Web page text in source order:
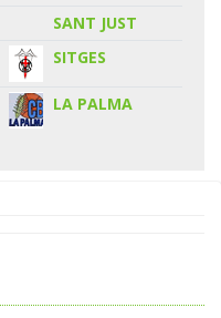
SANT JUST
SITGES
LA PALMA